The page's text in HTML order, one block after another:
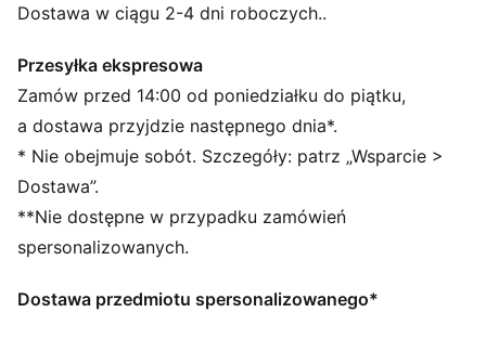
w standardowej i szerokiej wersji i można w nim grać
CECHY + KORZYŚCI
Produkt wykonany w co najmniej 30% z materiałów
pochodzących z recyklingu
SZCZEGÓŁY
Miękka, lekka cholewka z siateczki z elastycznym
kołnierzem z dzianiny dająca lepsze dopasowanie i
wsparcie
Wypukłe linie siatki dające dodatkową przyczepność i
Taśma wzmacniająca na śródstopiu zapewniająca
Dostawa w ciągu 2-4 dni roboczych..
Przesyłka ekspresowa
Zamów przed 14:00 od poniedziałku do piątku,
a dostawa przyjdzie następnego dnia*.
* Nie obejmuje sobót. Szczegóły: patrz „Wsparcie >
Dostawa”.
**Nie dostępne w przypadku zamówień
spersonalizowanych.
Dostawa przedmiotu spersonalizowanego*